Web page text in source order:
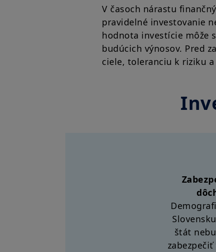
V časoch nárastu
pravidelné investovanie
hodnota investície môže
budúcich výnosov. Pred
ciele, toleranciu k riziku
štát